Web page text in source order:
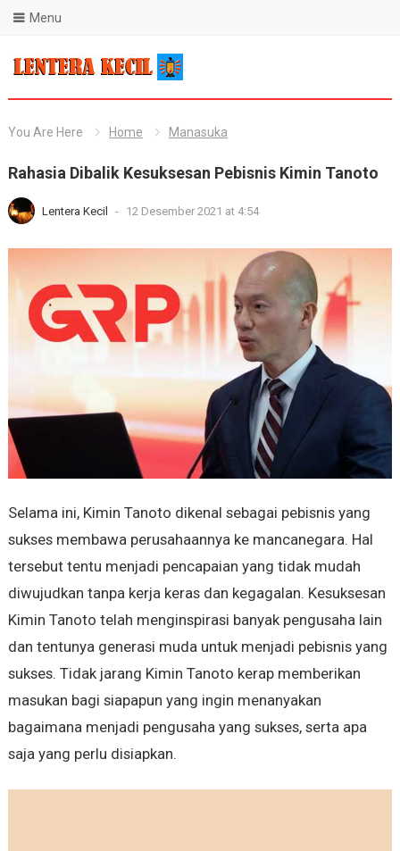
Blog Lentera Kecil
Menu
You Are Here Home Manasuka
Rahasia Dibalik Kesuksesan Pebisnis Kimin Tanoto
Lentera Kecil - 12 Desember 2021 at 4:54
Selama ini, Kimin Tanoto dikenal sebagai pebisnis yang
sukses membawa perusahaannya ke mancanegara. Hal
tersebut tentu menjadi pencapaian yang tidak mudah
diwujudkan tanpa kerja keras dan kegagalan. Kesuksesan
Kimin Tanoto telah menginspirasi banyak pengusaha lain
dan tentunya generasi muda untuk menjadi pebisnis yang
sukses. Tidak jarang Kimin Tanoto kerap memberikan
masukan bagi siapapun yang ingin menanyakan
bagaimana menjadi pengusaha yang sukses, serta apa
saja yang perlu disiapkan.